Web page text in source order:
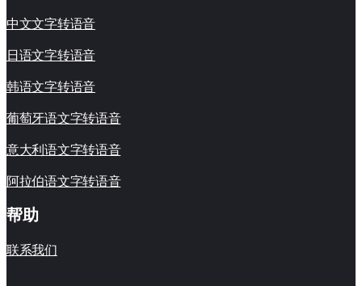
中文文字转语音
日语文字转语音
韩语文字转语音
葡萄牙语文字转语音
意大利语文字转语音
阿拉伯语文字转语音
帮助
联系我们